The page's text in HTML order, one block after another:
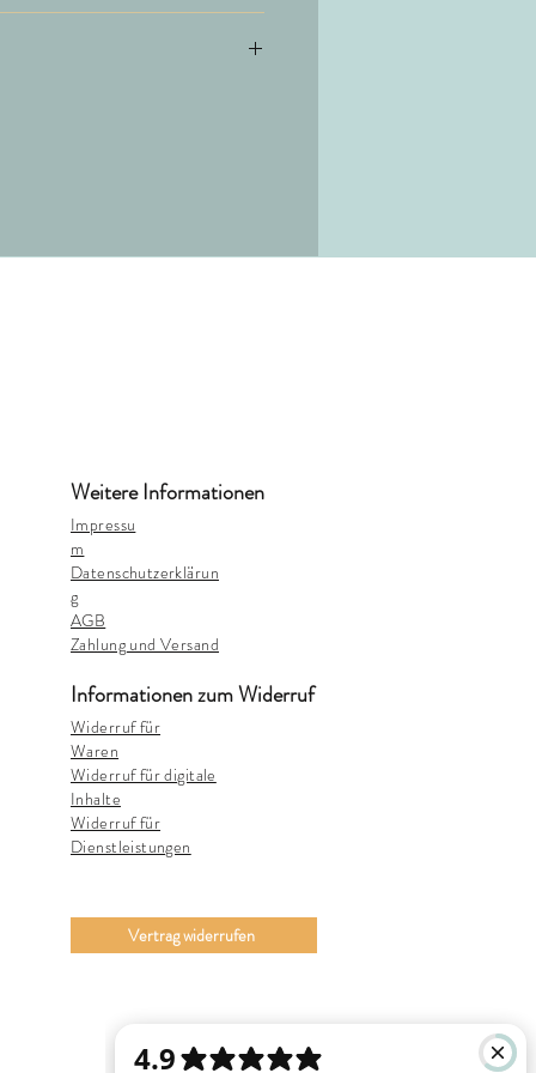
Weitere Informationen
Impressu
m
Datenschutzerklärun
g
AGB
Zahlung und Versand
Informationen zum Widerruf
Widerruf für
Waren
Widerruf für digitale
Inhalte
Widerruf für
Dienstleistungen
Vertrag widerrufen